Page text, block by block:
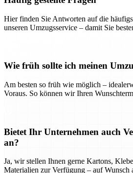
Hier finden Sie Antworten auf die
unseren Umzugsservice – damit Sie
Wie früh sollte ich meinen
Am besten so früh wie möglich –
Voraus. So können wir Ihren
Bietet Ihr Unternehmen auch
an?
Ja, wir stellen Ihnen gerne Kartons,
Materialien zur Verfügung – auf Wunsch